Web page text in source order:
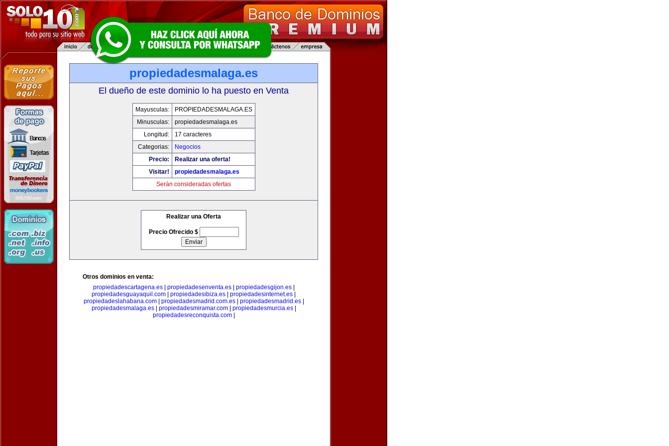
propiedadesmalaga.es
El dueño de este dominio lo ha puesto en Venta
Mayusculas:
PROPIEDADESMALAGA.ES
Minusculas:
propiedadesmalaga.es
Longitud:
17 caracteres
Categorias:
Negocios
Precio:
Realizar una oferta!
Visitar!
propiedadesmalaga.es
Serán consideradas ofertas
Realizar una Oferta
Precio Ofrecido $
Otros dominios en venta:
propiedadescartagena.es| propiedadesenventa.es| propiedadesgijon.es|
propiedadesguayaquil.com
propiedadesibiza.es propiedadesinternet.es
propiedadeslahabana.com| propiedadesmadrid.com.es| propiedadesmadrid.es|
propiedadesmalaga.es| propiedadesmiramar.com| propiedadesmurcia.es|
propiedadesreconquista.com|